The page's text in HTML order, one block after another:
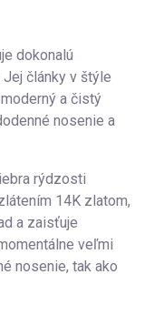
dokonalú
články v štýle
a čistý
nosenie a
rýdzosti
14K zlatom,
a zaisťuje
veľmi
nosenie, tak ako